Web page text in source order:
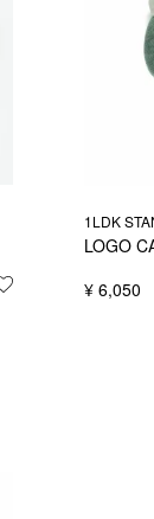
お気に入りに登録
1LDK
LOGO
¥ 6,050